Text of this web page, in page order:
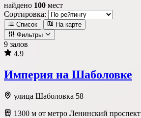
найдено 100 мест
Сортировка:
Список
На карте
Фильтры
Локация
Метро Район Округ
9 залов
4.9
Империя на Шаболовке
улица Шаболовка 58
1300 м от метро Ленинский проспект